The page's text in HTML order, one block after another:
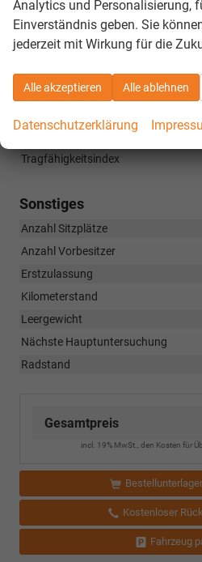
(1G9) platzsparendes
(8N6) Licht-/ Regensensor
Lautstärke externes Rollgeräusch
Tragfähigkeitsindex
Sonstiges
Anzahl Sitzplätze
Anzahl Vorbesitzer
Erstzulassung
Kilometerstand
Leergewicht
Nächste Hauptuntersuchung
Radstand
Gesamtpreis
incl. 19% MwSt., den Kosten für
Kostenloser
Fahrzeug
Analytics und Personalisierung,
Einverständnis geben. Sie
jederzeit mit Wirkung für die
Alle akzeptieren Alle ablehnen
Datenschutzerklärung